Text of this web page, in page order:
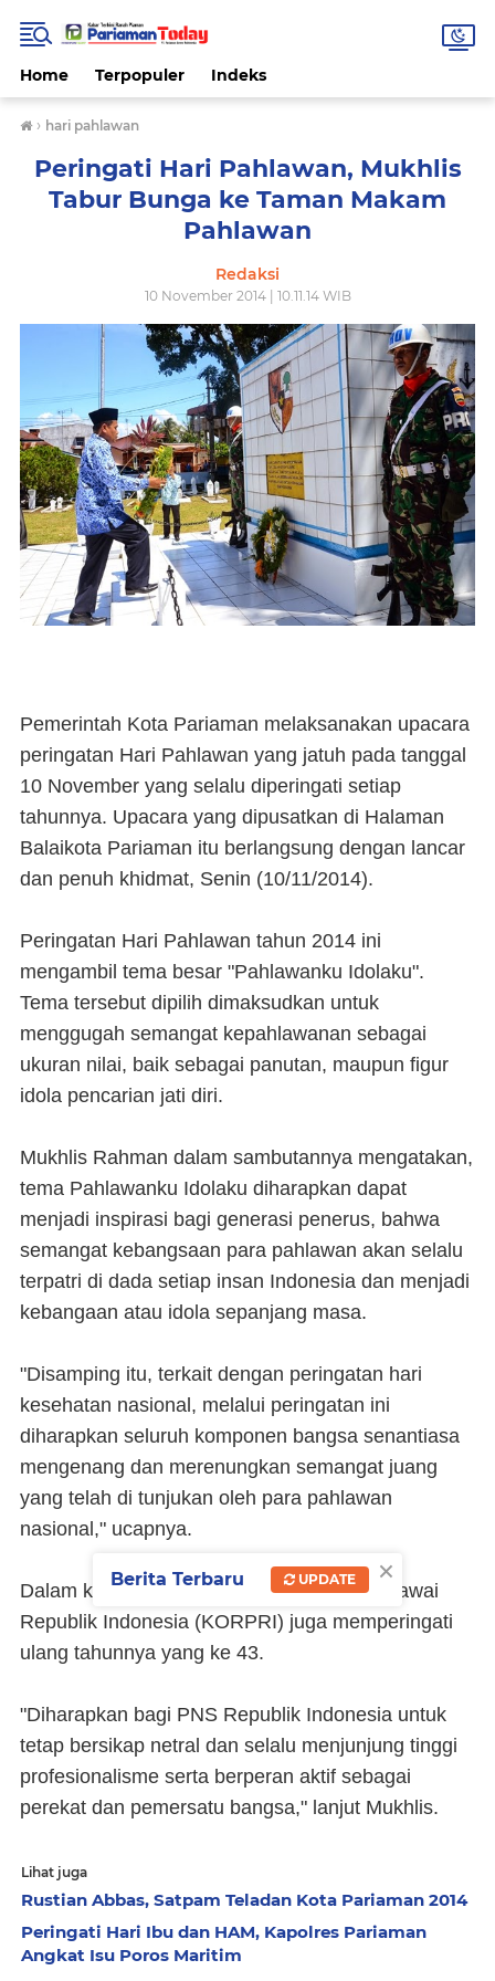
Home Terpopuler Indeks
› hari pahlawan
Peringati Hari Pahlawan, Mukhlis
Tabur Bunga ke Taman Makam
Pahlawan
Redaksi
10 November 2014 | 10.11.14 WIB
Pemerintah Kota Pariaman melaksanakan upacara
peringatan Hari Pahlawan yang jatuh pada tanggal
10 November yang selalu diperingati setiap
tahunnya. Upacara yang dipusatkan di Halaman
Balaikota Pariaman itu berlangsung dengan lancar
dan penuh khidmat, Senin (10/11/2014).
Peringatan Hari Pahlawan tahun 2014 ini
mengambil tema besar "Pahlawanku Idolaku".
Tema tersebut dipilih dimaksudkan untuk
menggugah semangat kepahlawanan sebagai
ukuran nilai, baik sebagai panutan, maupun figur
idola pencarian jati diri.
Mukhlis Rahman dalam sambutannya mengatakan,
tema Pahlawanku Idolaku diharapkan dapat
menjadi inspirasi bagi generasi penerus, bahwa
semangat kebangsaan para pahlawan akan selalu
terpatri di dada setiap insan Indonesia dan menjadi
kebangaan atau idola sepanjang masa.
"Disamping itu, terkait dengan peringatan hari
kesehatan nasional, melalui peringatan ini
diharapkan seluruh komponen bangsa senantiasa
mengenang dan merenungkan semangat juang
yang telah di tunjukan oleh para pahlawan
nasional," ucapnya.
Dalam kesempatan yang sama, Korps Pegawai
Republik Indonesia (KORPRI) juga memperingati
ulang tahunnya yang ke 43.
"Diharapkan bagi PNS Republik Indonesia untuk
tetap bersikap netral dan selalu menjunjung tinggi
profesionalisme serta berperan aktif sebagai
perekat dan pemersatu bangsa," lanjut Mukhlis.
Lihat juga
Rustian Abbas, Satpam Teladan Kota Pariaman 2014
Peringati Hari Ibu dan HAM, Kapolres Pariaman
Angkat Isu Poros Maritim
×
Berita Terbaru UPDATE